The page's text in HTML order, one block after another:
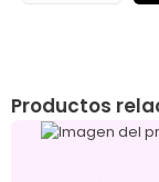
Productos